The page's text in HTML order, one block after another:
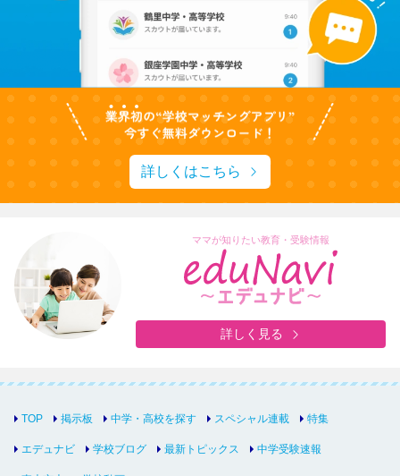
詳しくはこちら
ママが知りたい教育・受験情報
詳しく見る
TOP 掲示板 中学・高校を探す スペシャル連載 特集
エデュナビ 学校ブログ 最新トピックス 中学受験速報